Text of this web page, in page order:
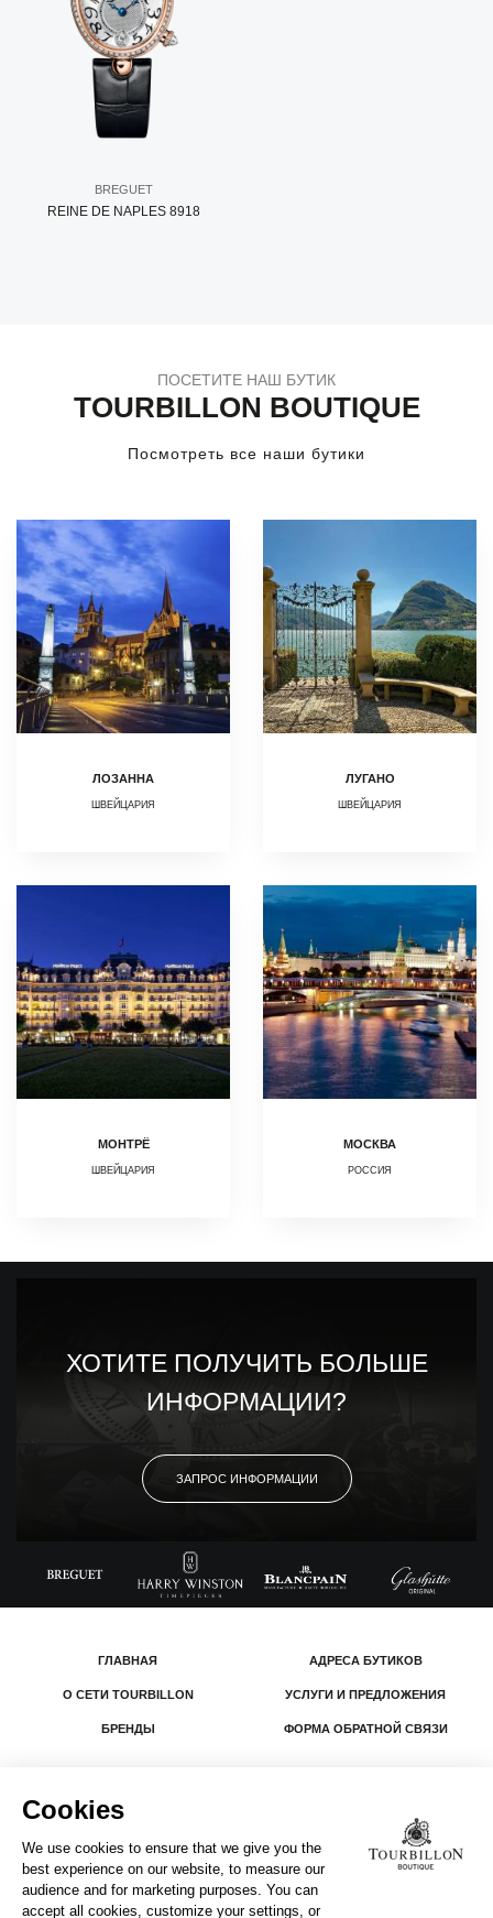
BREGUET
REINE DE NAPLES 8918
ПОСЕТИТЕ НАШ БУТИК
TOURBILLON BOUTIQUE
Посмотреть все наши бутики
ЛОЗАННА
ШВЕЙЦАРИЯ
ЛУГАНО
ШВЕЙЦАРИЯ
МОНТРЁ
ШВЕЙЦАРИЯ
МОСКВА
РОССИЯ
ХОТИТЕ ПОЛУЧИТЬ БОЛЬШЕ
ИНФОРМАЦИИ?
ЗАПРОС ИНФОРМАЦИИ
ГЛАВНАЯ
О СЕТИ TOURBILLON
БРЕНДЫ
АДРЕСА БУТИКОВ
УСЛУГИ И ПРЕДЛОЖЕНИЯ
ФОРМА ОБРАТНОЙ СВЯЗИ
Все права защищены.